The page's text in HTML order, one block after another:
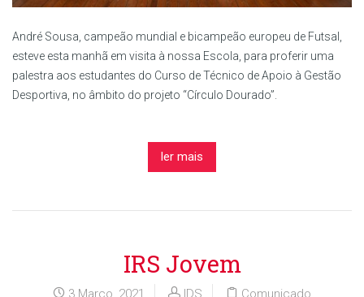
André Sousa, campeão mundial e bicampeão europeu de Futsal,
esteve esta manhã em visita à nossa Escola, para proferir uma
palestra aos estudantes do Curso de Técnico de Apoio à Gestão
Desportiva, no âmbito do projeto “Círculo Dourado”.
ler mais
IRS Jovem
3 Março, 2021 IDS Comunicado